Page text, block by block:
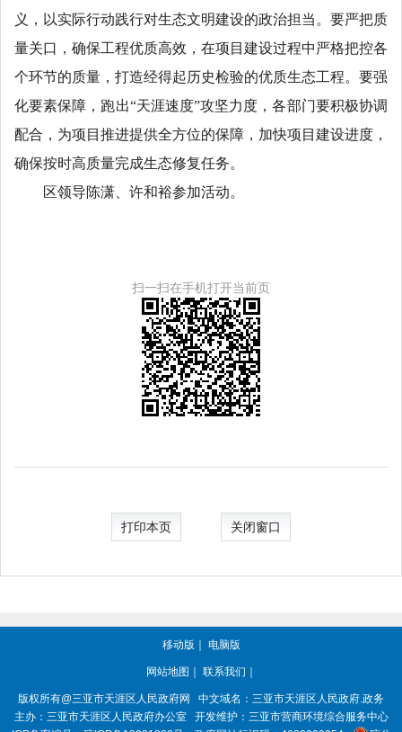
义，以实际行动践行对生态文明建设的政治担当。要严把质
量关口，确保工程优质高效，在项目建设过程中严格把控各
个环节的质量，打造经得起历史检验的优质生态工程。要强
化要素保障，跑出“天涯速度”攻坚力度，各部门要积极协调
配合，为项目推进提供全方位的保障，加快项目建设进度，
确保按时高质量完成生态修复任务。
区领导陈潇、许和裕参加活动。
扫一扫在手机打开当前页
打印本页 关闭窗口
移动版 电脑版
网站地图 联系我们
版权所有@三亚市天涯区人民政府网 中文域名： 三亚市天涯区人民政府.政务
主办：三亚市天涯区人民政府办公室
开发维护：三亚市营商环境综合服务中心